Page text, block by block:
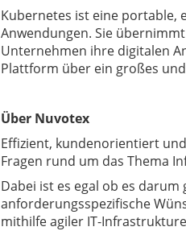
Kubernetes ist eine portable,
Anwendungen. Sie
Unternehmen ihre digitalen
Plattform über ein großes
Über Nuvotex
Effizient, kundenorientiert
Fragen rund um das Thema
Dabei ist es egal ob es
anforderungsspezifische
mithilfe agiler IT-